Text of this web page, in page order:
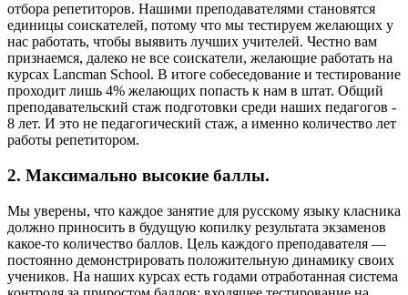
отбора репетиторов. Нашими преподавателями становятся
единицы соискателей, потому что мы тестируем желающих у
нас работать, чтобы выявить лучших учителей. Честно вам
признаемся, далеко не все соискатели, желающие работать на
курсах Lancman School. В итоге собеседование и тестирование
проходит лишь 4% желающих попасть к нам в штат. Общий
преподавательский стаж подготовки среди наших педагогов -
8 лет. И это не педагогический стаж, а именно количество лет
работы репетитором.
2. Максимально высокие баллы.
Мы уверены, что каждое занятие для русскому языку класника
должно приносить в будущую копилку результата экзаменов
какое-то количество баллов. Цель каждого преподавателя —
постоянно демонстрировать положительную динамику своих
учеников. На наших курсах есть годами отработанная система